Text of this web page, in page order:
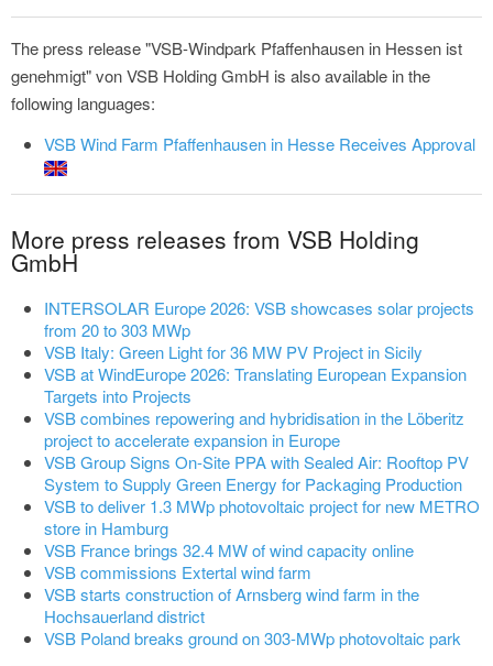
The press release "VSB-Windpark Pfaffenhausen in Hessen ist
genehmigt" von VSB Holding GmbH is also available in the
following languages:
VSB Wind Farm Pfaffenhausen in Hesse Receives Approval
More press releases from VSB Holding
GmbH
INTERSOLAR Europe 2026: VSB showcases solar projects
from 20 to 303 MWp
VSB Italy: Green Light for 36 MW PV Project in Sicily
VSB at WindEurope 2026: Translating European Expansion
Targets into Projects
VSB combines repowering and hybridisation in the Löberitz
project to accelerate expansion in Europe
VSB Group Signs On-Site PPA with Sealed Air: Rooftop PV
System to Supply Green Energy for Packaging Production
VSB to deliver 1.3 MWp photovoltaic project for new METRO
store in Hamburg
VSB France brings 32.4 MW of wind capacity online
VSB commissions Extertal wind farm
VSB starts construction of Arnsberg wind farm in the
Hochsauerland district
VSB Poland breaks ground on 303-MWp photovoltaic park